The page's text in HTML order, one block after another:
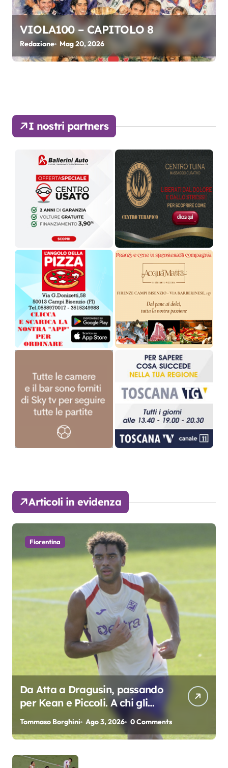
VIOLA100 – CAPITOLO 8
Redazione Mag 20, 2026
I nostri partners
Articoli in evidenza
Fiorentina
Da Atta a Dragusin, passando
per Kean e Piccoli. A chi gli
oscar del precampionato?
Tommaso Borghini Ago 3, 2026 0 Comments